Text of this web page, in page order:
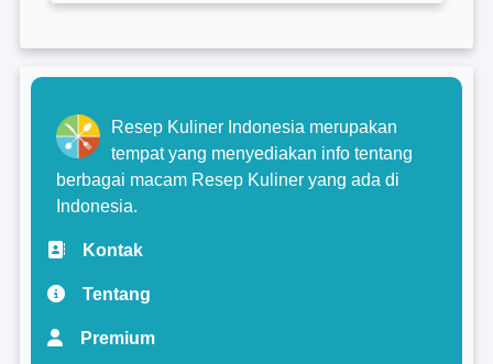
Resep Kuliner Indonesia merupakan
tempat yang menyediakan info tentang
berbagai macam Resep Kuliner yang ada di
Indonesia.
Kontak
Tentang
Premium